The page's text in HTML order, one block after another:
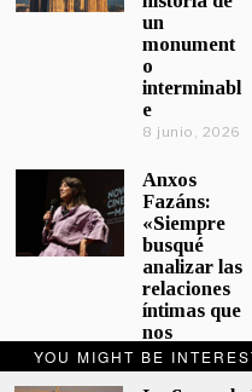
YOU MIGHT BE
un
monument
o
interminabl
e
8 junio, 2026
Anxos
Fazáns:
«Siempre
busqué
analizar las
relaciones
íntimas que
nos
afectan»
5 junio, 2026